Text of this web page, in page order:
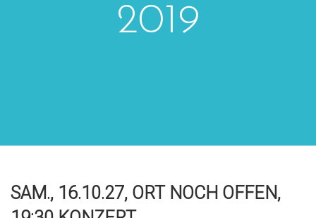
2019
SAM., 16.10.27, ORT NOCH OFFEN,